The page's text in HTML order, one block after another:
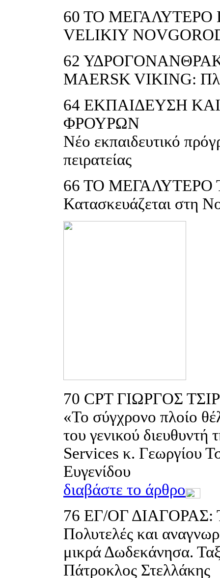
60 ΤΟ ΜΕΓΑΛΥΤΕΡΟ
VELIKIY NOVGOROD
62
MAERSK VIKING:
64 ΕΚΠΑΙΔΕΥΣΗ
ΦΡΟΥΡΩΝ
Νέο εκπαιδευτικό
πειρατείας
66 ΤΟ ΜΕΓΑΛΥΤΕΡΟ
Κατασκευάζεται στη
70 CPT ΓΙΩΡΓΟΣ
«Το σύγχρονο πλοίο
του γενικού
Services κ. Γεωργίου
Ευγενίδου
διαβάστε το άρθρο
76 ΕΓ/ΟΓ
Πολυτελές και
μικρά Δωδεκάνησα.
Πάτροκλος Στελλάκης